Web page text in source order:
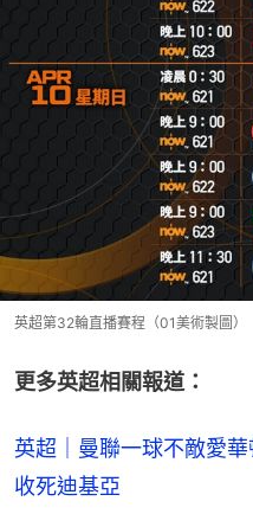
英超第32輪直播賽程（01美術製圖）
更多英超相關報道：
英超｜曼聯一球不敵愛
收死迪基亞